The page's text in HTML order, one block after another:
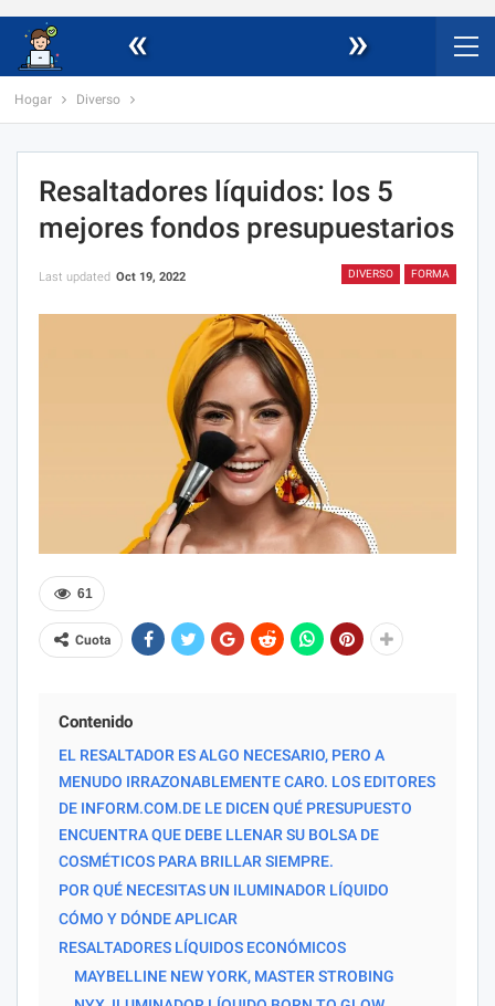
« »
Hogar Diverso
Resaltadores líquidos: los 5
mejores fondos presupuestarios
DIVERSO FORMA
Last updated Oct 19, 2022
61
Cuota
Contenido
EL RESALTADOR ES ALGO NECESARIO, PERO A
MENUDO IRRAZONABLEMENTE CARO. LOS EDITORES
DE INFORM.COM.DE LE DICEN QUÉ PRESUPUESTO
ENCUENTRA QUE DEBE LLENAR SU BOLSA DE
COSMÉTICOS PARA BRILLAR SIEMPRE.
POR QUÉ NECESITAS UN ILUMINADOR LÍQUIDO
CÓMO Y DÓNDE APLICAR
RESALTADORES LÍQUIDOS ECONÓMICOS
MAYBELLINE NEW YORK, MASTER STROBING